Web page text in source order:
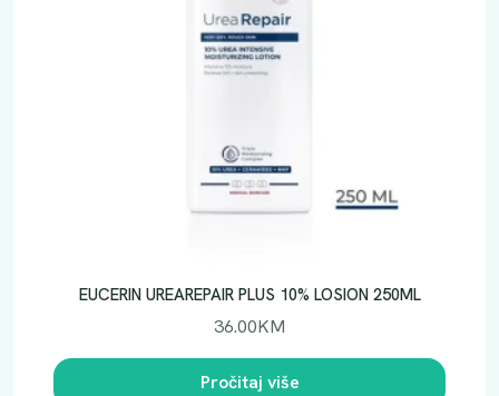
EUCERIN UREAREPAIR PLUS 10% LOSION 250ML
36.00KM
Pročitaj više